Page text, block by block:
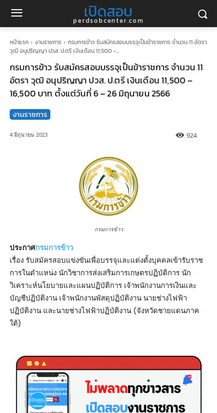
เปิดสอบ
perdsobcenter.com
หน้าแรก งานราชการ
กรมการข้าว รับสมัครสอบบรรจุเป็นข้าราชการ จำนวน 11 อัตรา
วุฒิ อนุปริญญา ปวส. ป.ตรี เงินเดือน 11,500 -...
กรมการข้าว รับสมัครสอบบรรจุเป็นข้าราชการ จำนวน 11
อัตรา วุฒิ อนุปริญญา ปวส. ป.ตรี เงินเดือน 11,500 –
16,500 บาท ตั้งแต่วันที่ 6 – 26 มิถุนายน 2566
งานราชการ
4 มิถุนายน 2023 924
กรมการข้าว
ประกาศกรมการข้าว
เรื่อง รับสมัครสอบแข่งขันเพื่อบรรจุและแต่งตั้งบุคคลเข้ารับราช
การในตําแหน่ง นักวิชาการส่งเสริมการเกษตรปฏิบัติการ นัก
วิเคราะห์นโยบายและแผนปฏิบัติการ เจ้าพนักงานการเงินและ
บัญชีปฏิบัติงาน เจ้าพนักงานพัสดุปฏิบัติงาน นายช่างไฟฟ้า
ปฏิบัติงาน และนายช่างไฟฟ้าปฏิบัติงาน (จังหวัดชายแดนภาค
ใต้)